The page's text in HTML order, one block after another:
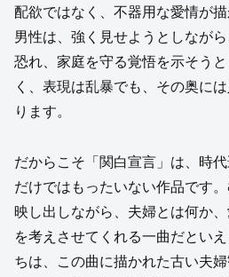
配欲ではなく、不器用な愛情が
男性は、強く見せようとしなが
恐れ、家庭を守る覚悟を示そう
く、表現は乱暴でも、その奥に
ります。
だからこそ「関白宣言」は、時
だけではもったいない作品です
映し出しながら、夫婦とは何か
を考えさせてくれる一曲だとい
ちは、この曲に描かれた古い夫